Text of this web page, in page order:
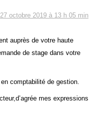
27 octobre 2019 à 13 h 05 min
auprès de votre haute
de stage dans votre
comptabilité de gestion.
mes expressions